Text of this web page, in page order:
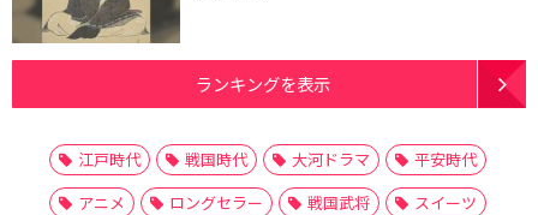
ランキングを表示
江戸時代 戦国時代 大河ドラマ
平安時代
アニメ
ロングセラー 戦国武将
スイーツ